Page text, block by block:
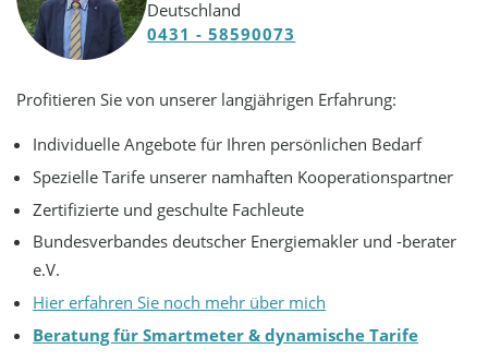
Deutschland
0431 - 58590073
Profitieren Sie von unserer langjährigen Erfahrung:
Individuelle Angebote für Ihren persönlichen Bedarf
Spezielle Tarife unserer namhaften Kooperationspartner
Zertifizierte und geschulte Fachleute
Bundesverbandes deutscher Energiemakler und -berater
e.V.
Hier erfahren Sie noch mehr über mich
Beratung für Smartmeter & dynamische Tarife